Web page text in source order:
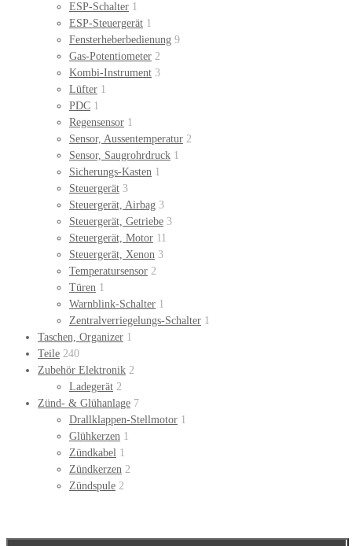
ESP-Schalter 1
ESP-Steuergerät 1
Fensterheberbedienung 9
Gas-Potentiometer 2
Kombi-Instrument 3
Lüfter 1
PDC 1
Regensensor 1
Sensor, Aussentemperatur 2
Sensor, Saugrohrdruck 1
Sicherungs-Kasten 1
Steuergerät 3
Steuergerät, Airbag 3
Steuergerät, Getriebe 3
Steuergerät, Motor 11
Steuergerät, Xenon 3
Temperatursensor 2
Türen 1
Warnblink-Schalter 1
Zentralverriegelungs-Schalter 1
Taschen, Organizer 1
Teile 240
Zubehör Elektronik 2
Ladegerät 2
Zünd- & Glühanlage 7
Drallklappen-Stellmotor 1
Glühkerzen 1
Zündkabel 1
Zündkerzen 2
Zündspule 2